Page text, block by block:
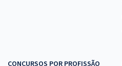
CONCURSOS POR PROFISSÃO